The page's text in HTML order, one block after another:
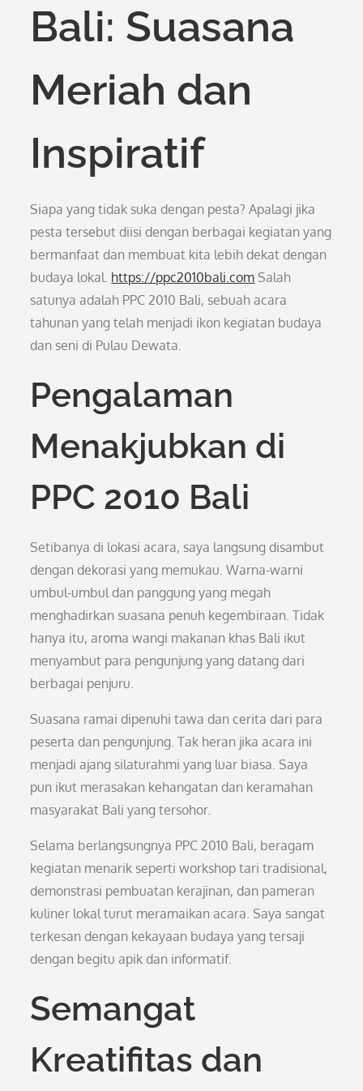
Bali: Suasana
Meriah dan
Inspiratif
Siapa yang tidak suka dengan pesta? Apalagi jika
pesta tersebut diisi dengan berbagai kegiatan yang
bermanfaat dan membuat kita lebih dekat dengan
budaya lokal. https://ppc2010bali.com Salah
satunya adalah PPC 2010 Bali, sebuah acara
tahunan yang telah menjadi ikon kegiatan budaya
dan seni di Pulau Dewata.
Pengalaman
Menakjubkan di
PPC 2010 Bali
Setibanya di lokasi acara, saya langsung disambut
dengan dekorasi yang memukau. Warna-warni
umbul-umbul dan panggung yang megah
menghadirkan suasana penuh kegembiraan. Tidak
hanya itu, aroma wangi makanan khas Bali ikut
menyambut para pengunjung yang datang dari
berbagai penjuru.
Suasana ramai dipenuhi tawa dan cerita dari para
peserta dan pengunjung. Tak heran jika acara ini
menjadi ajang silaturahmi yang luar biasa. Saya
pun ikut merasakan kehangatan dan keramahan
masyarakat Bali yang tersohor.
Selama berlangsungnya PPC 2010 Bali, beragam
kegiatan menarik seperti workshop tari tradisional,
demonstrasi pembuatan kerajinan, dan pameran
kuliner lokal turut meramaikan acara. Saya sangat
terkesan dengan kekayaan budaya yang tersaji
dengan begitu apik dan informatif.
Semangat
Kreatifitas dan